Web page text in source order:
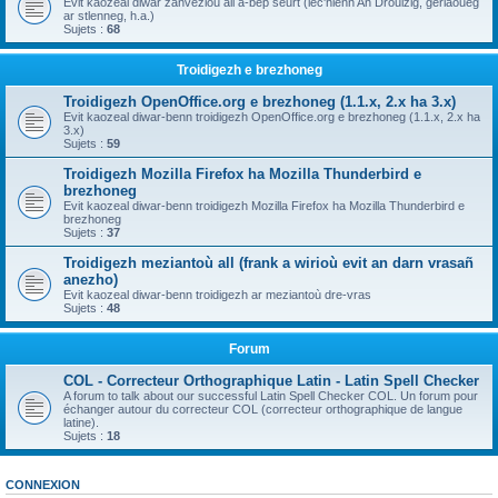
ar stlenneg, h.a.)
Sujets : 68
Troidigezh e brezhoneg
Troidigezh OpenOffice.org e brezhoneg (1.1.x, 2.x ha 3.x)
Evit kaozeal diwar-benn troidigezh OpenOffice.org e brezhoneg (1.1.x, 2.x ha
3.x)
Sujets : 59
Troidigezh Mozilla Firefox ha Mozilla Thunderbird e
brezhoneg
Evit kaozeal diwar-benn troidigezh Mozilla Firefox ha Mozilla Thunderbird e
brezhoneg
Sujets : 37
Troidigezh meziantoù all (frank a wirioù evit an darn vrasañ
anezho)
Evit kaozeal diwar-benn troidigezh ar meziantoù dre-vras
Sujets : 48
Forum
COL - Correcteur Orthographique Latin - Latin Spell Checker
A forum to talk about our successful Latin Spell Checker COL. Un forum pour
échanger autour du correcteur COL (correcteur orthographique de langue
latine).
Sujets : 18
CONNEXION